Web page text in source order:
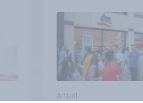
Artikel